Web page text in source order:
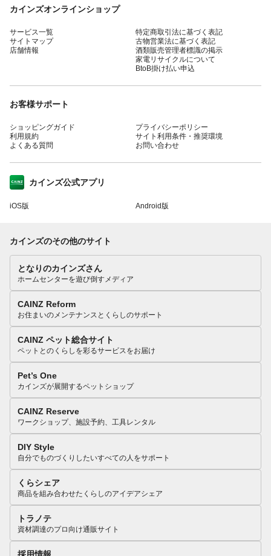
カインズオンラインショップ
サービス一覧
サイトマップ
店舗情報
特定商取引法に基づく表記
古物営業法に基づく表記
酒類販売管理者標識の掲示
家電リサイクルについて
BtoB掛け払い申込
お客様サポート
ショッピングガイド
利用規約
よくある質問
プライバシーポリシー
サイト利用条件・推奨環境
お問い合わせ
カインズ公式アプリ
iOS版 Android版
カインズのその他のサイト
となりのカインズさん
ホームセンターを遊び倒すメディア
CAINZ Reform
お住まいのメンテナンスとくらしのサポート
CAINZ ペット総合サイト
ペットとのくらしを彩るサービスをお届け
Pet’s One
カインズが展開するペットショップ
CAINZ Reserve
ワークショップ、施設予約、工具レンタル
DIY Style
自分でものづくりしたいすべての人をサポート
くらシェア
商品を組み合わせたくらしのアイデアシェア
トラノテ
資材調達のプロ向け通販サイト
採用情報